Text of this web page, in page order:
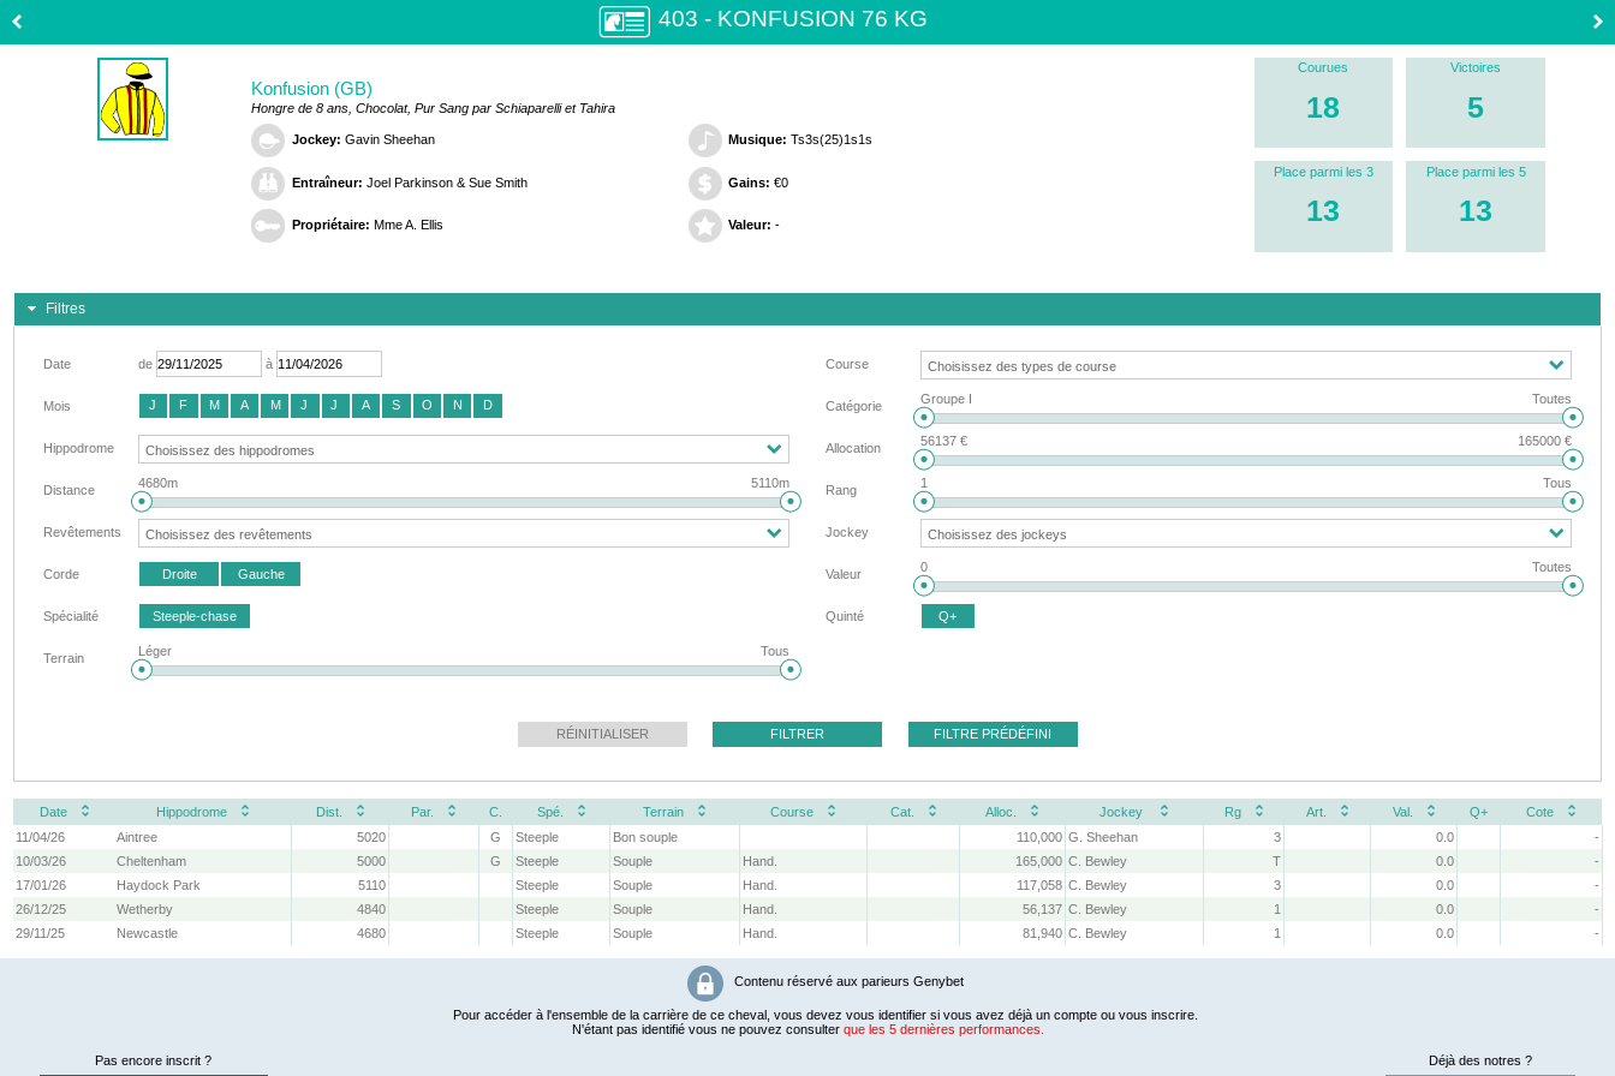
403 - KONFUSION 76 KG
Konfusion (GB)
Hongre de 8 ans, Chocolat, Pur Sang par Schiaparelli et Tahira
Jockey: Gavin Sheehan
Entraîneur: Joel Parkinson & Sue Smith
Propriétaire: Mme A. Ellis
Musique: Ts3s(25)1s1s
Gains: €0
Valeur: -
Courues
18
Victoires
5
Place parmi les 3
13
Place parmi les 5
13
Filtres
Date de à
Mois J F M A M J J A S O N D
Hippodrome
Distance 4680m 5110m
Revêtements
Corde Droite Gauche
Spécialité Steeple-chase
Terrain Léger Tous
Course
Catégorie Groupe I Toutes
Allocation 56137 € 165000 €
Rang 1 Tous
Jockey
Valeur 0 Toutes
Quinté Q+
RÉINITIALISER FILTRER FILTRE PRÉDÉFINI
Date Hippodrome Dist. Par. C. Spé. Terrain Course Cat. Alloc. Jockey Rg Art. Val. Q+
Cote
11/04/26
Aintree 5020 G Steeple Bon souple 110,000 G. Sheehan 3 0.0
-
10/03/26
Cheltenham 5000 G Steeple Souple Hand. 165,000 C. Bewley T 0.0
-
17/01/26
Haydock Park 5110 Steeple Souple Hand. 117,058 C. Bewley 3 0.0
-
26/12/25
Wetherby 4840 Steeple Souple Hand. 56,137 C. Bewley 1 0.0
-
29/11/25
Newcastle 4680 Steeple Souple Hand. 81,940 C. Bewley 1 0.0 -
Contenu réservé aux parieurs Genybet
Pour accéder à l'ensemble de la carrière de ce cheval, vous devez vous identifier si vous avez déjà un compte ou vous inscrire.
N'étant pas identifié vous ne pouvez consulter que les 5 dernières performances.
Déjà des notres ?
Pas encore inscrit ?